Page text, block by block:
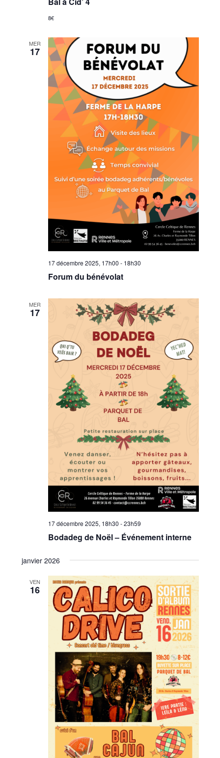
8€
MER
17
17 décembre 2025, 17h00 - 18h30
Forum du bénévolat
MER
17
17 décembre 2025, 18h30 -23h59
Bodadeg de Noël – Événement interne
janvier 2026
VEN
16